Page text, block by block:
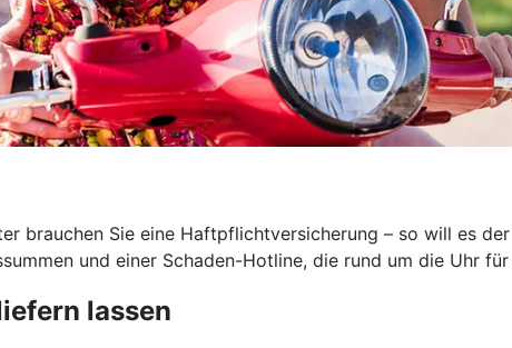
brauchen Sie eine Haftpflichtversicherung – so will es
und einer Schaden-Hotline, die rund um die Uhr
lassen